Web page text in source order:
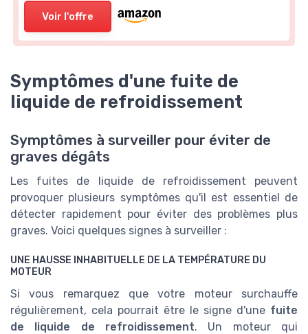
Voir l'offre
Symptômes d'une fuite de
liquide de refroidissement
Symptômes à surveiller pour éviter de
graves dégâts
Les fuites de liquide de refroidissement peuvent
provoquer plusieurs symptômes qu'il est essentiel de
détecter rapidement pour éviter des problèmes plus
graves. Voici quelques signes à surveiller :
UNE HAUSSE INHABITUELLE DE LA TEMPÉRATURE DU
MOTEUR
Si vous remarquez que votre moteur surchauffe
régulièrement, cela pourrait être le signe d'une fuite
de liquide de refroidissement. Un moteur qui